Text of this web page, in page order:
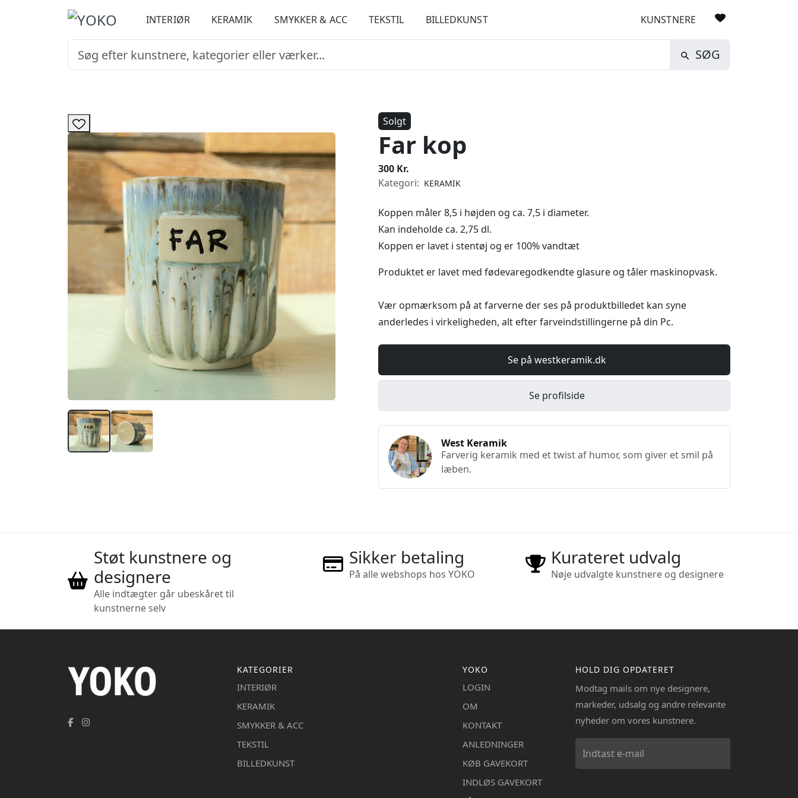
INTERIØR KERAMIK SMYKKER & ACC TEKSTIL BILLEDKUNST KUNSTNERE
SØG
Solgt
Far kop
300 Kr.
Kategori: KERAMIK
Koppen måler 8,5 i højden og ca. 7,5 i diameter.
Kan indeholde ca. 2,75 dl.
Koppen er lavet i stentøj og er 100% vandtæt
Produktet er lavet med fødevaregodkendte glasure og tåler maskinopvask.
Vær opmærksom på at farverne der ses på produktbilledet kan syne
anderledes i virkeligheden, alt efter farveindstillingerne på din Pc.
Se på westkeramik.dk
Se profilside
West Keramik
Farverig keramik med et twist af humor, som giver et smil på
læben.
Støt kunstnere og
designere
Alle indtægter går ubeskåret til
kunstnerne selv
Sikker betaling
På alle webshops hos YOKO
Kurateret udvalg
Nøje udvalgte kunstnere og designere
KATEGORIER
INTERIØR
KERAMIK
SMYKKER & ACC
TEKSTIL
BILLEDKUNST
YOKO
LOGIN
OM
KONTAKT
ANLEDNINGER
KØB GAVEKORT
INDLØS GAVEKORT
HOLD DIG OPDATERET
Modtag mails om nye designere,
markeder, udsalg og andre relevante
nyheder om vores kunstnere.